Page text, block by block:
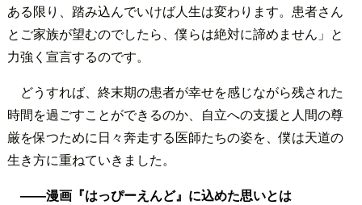
ある限り、踏み込んでいけば人生は変わります。患者さん
とご家族が望むのでしたら、僕らは絶対に諦めません」と
力強く宣言するのです。
どうすれば、終末期の患者が幸せを感じながら残された
時間を過ごすことができるのか、自立への支援と人間の尊
厳を保つために日々奔走する医師たちの姿を、僕は天道の
生き方に重ねていきました。
――漫画『はっぴーえんど』に込めた思いとは